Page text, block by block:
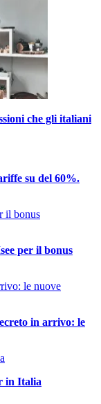
che gli italiani
su del 60%.
per il bonus
in arrivo: le
in Italia